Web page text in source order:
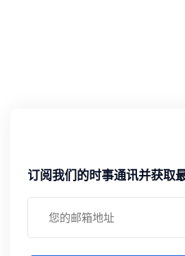
订阅我们的时事通讯并获取